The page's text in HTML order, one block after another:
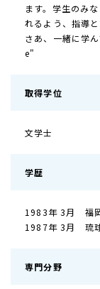
ます。学生のみ
れるよう、指導
さあ、一緒に学
e"
取得学位
文学士
学歴
1983年 3月 福
1987年 3月 琉
専門分野